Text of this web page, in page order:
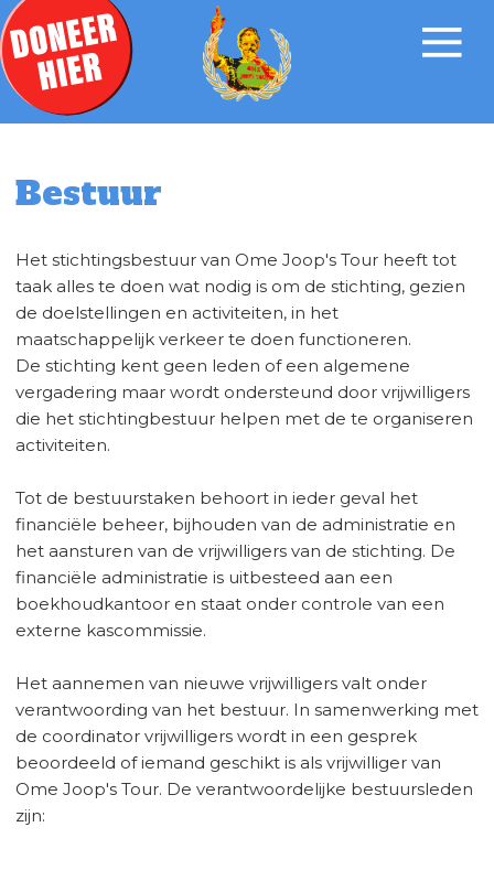
Bestuur
Het stichtingsbestuur van Ome Joop's Tour heeft tot
taak alles te doen wat nodig is om de stichting, gezien
de doelstellingen en activiteiten, in het
maatschappelijk verkeer te doen functioneren.
De stichting kent geen leden of een algemene
vergadering maar wordt ondersteund door vrijwilligers
die het stichtingbestuur helpen met de te organiseren
activiteiten.
Tot de bestuurstaken behoort in ieder geval het
financiële beheer, bijhouden van de administratie en
het aansturen van de vrijwilligers van de stichting. De
financiële administratie is uitbesteed aan een
boekhoudkantoor en staat onder controle van een
externe kascommissie.
Het aannemen van nieuwe vrijwilligers valt onder
verantwoording van het bestuur. In samenwerking met
de coordinator vrijwilligers wordt in een gesprek
beoordeeld of iemand geschikt is als vrijwilliger van
Ome Joop's Tour. De verantwoordelijke bestuursleden
zijn: